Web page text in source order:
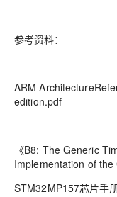
参考资料：
ARM
edition.pdf
《B8: The Generic
Implementation of the
STM32MP157芯片手